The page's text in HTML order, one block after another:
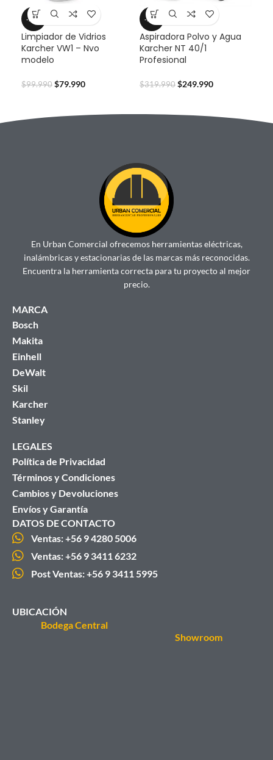
-20%
Limpiador de Vidrios
Karcher VW1 – Nvo
modelo
$99.990 $79.990
-22%
Aspiradora Polvo y Agua
Karcher NT 40/1
Profesional
$319.990 $249.990
En Urban Comercial ofrecemos herramientas eléctricas,
inalámbricas y estacionarias de las marcas más reconocidas.
Encuentra la herramienta correcta para tu proyecto al mejor
precio.
MARCA
Bosch
Makita
Einhell
DeWalt
Skil
Karcher
Stanley
LEGALES
Política de Privacidad
Términos y Condiciones
Cambios y Devoluciones
Envíos y Garantía
DATOS DE CONTACTO
Ventas: +56 9 4280 5006
Ventas: +56 9 3411 6232
Post Ventas: +56 9 3411 5995
UBICACIÓN
Bodega Central
Showroom